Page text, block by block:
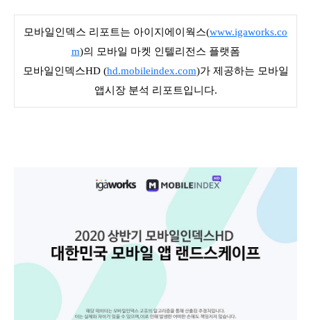
모바일인덱스 리포트는 아이지에이웍스(www.igaworks.co
m)의 모바일 마켓 인텔리전스 플랫폼
모바일인덱스HD (hd.mobileindex.com)가 제공하는 모바일
앱시장 분석 리포트입니다.